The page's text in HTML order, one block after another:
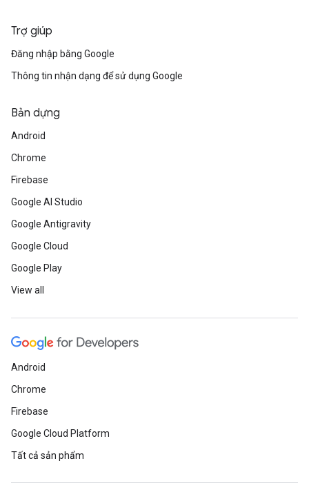
Trợ giúp
Đăng nhập bằng Google
Thông tin nhận dạng để sử dụng Google
Bản dựng
Android
Chrome
Firebase
Google AI Studio
Google Antigravity
Google Cloud
Google Play
View all
Android
Chrome
Firebase
Google Cloud Platform
Tất cả sản phẩm